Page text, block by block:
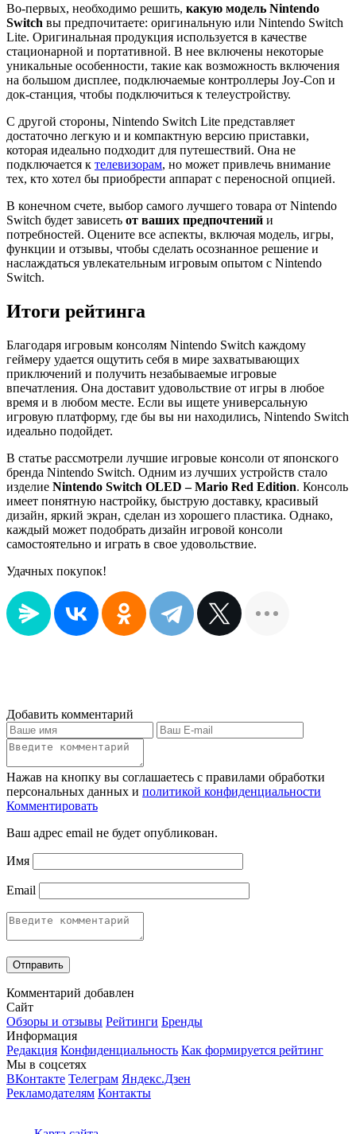
Во-первых, необходимо решить, какую модель Nintendo
Switch вы предпочитаете: оригинальную или Nintendo Switch
Lite. Оригинальная продукция используется в качестве
стационарной и портативной. В нее включены некоторые
уникальные особенности, такие как возможность включения
на большом дисплее, подключаемые контроллеры Joy-Con и
док-станция, чтобы подключиться к телеустройству.
С другой стороны, Nintendo Switch Lite представляет
достаточно легкую и и компактную версию приставки,
которая идеально подходит для путешествий. Она не
подключается к телевизорам, но может привлечь внимание
тех, кто хотел бы приобрести аппарат с переносной опцией.
В конечном счете, выбор самого лучшего товара от Nintendo
Switch будет зависеть от ваших предпочтений и
потребностей. Оцените все аспекты, включая модель, игры,
функции и отзывы, чтобы сделать осознанное решение и
наслаждаться увлекательным игровым опытом с Nintendo
Switch.
Итоги рейтинга
Благодаря игровым консолям Nintendo Switch каждому
геймеру удается ощутить себя в мире захватывающих
приключений и получить незабываемые игровые
впечатления. Она доставит удовольствие от игры в любое
время и в любом месте. Если вы ищете универсальную
игровую платформу, где бы вы ни находились, Nintendo Switch
идеально подойдет.
В статье рассмотрели лучшие игровые консоли от японского
бренда Nintendo Switch. Одним из лучших устройств стало
изделие Nintendo Switch OLED – Mario Red Edition. Консоль
имеет понятную настройку, быструю доставку, красивый
дизайн, яркий экран, сделан из хорошего пластика. Однако,
каждый может подобрать дизайн игровой консоли
самостоятельно и играть в свое удовольствие.
Удачных покупок!
Добавить комментарий
Нажав на кнопку вы соглашаетесь с правилами обработки
персональных данных и политикой конфиденциальности
Комментировать
Ваш адрес email не будет опубликован.
Имя
Email
Комментарий добавлен
Сайт
Обзоры и отзывы Рейтинги Бренды
Информация
Редакция Конфиденциальность Как формируется рейтинг
Мы в соцсетях
ВКонтакте Телеграм Яндекс.Дзен
Рекламодателям Контакты